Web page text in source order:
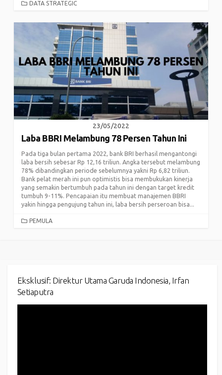
CATEGORIES
DATA STRATEGIC
23/05/2022
Laba BBRI Melambung 78 Persen Tahun Ini
Pada tiga bulan pertama 2022, bank BRI berhasil mengantongi
laba bersih sebesar Rp 12,16 triliun. Angka tersebut melambung
78% dibandingkan periode sebelumnya yakni Rp 6,82 triliun.
Bank pelat merah ini pun optimistis bisa membukukan kinerja
yang semakin bertumbuh pada tahun ini dengan target kredit
tumbuh 9-11%. Pencapaian itu membuat manajemen BBRI
yakin hingga pengujung tahun ini, laba bersih perseroan bisa...
CATEGORIES
PEMULA
Eksklusif: Direktur Utama Garuda Indonesia, Irfan
Setiaputra